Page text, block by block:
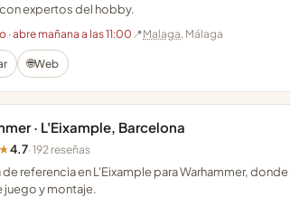
expertos del hobby.
· abre mañana a las 11:00📍Malaga, Málaga
🌐Web
· L'Eixample, Barcelona
4.7· 192 reseñas
de referencia en L'Eixample para Warhammer,
juego y montaje.